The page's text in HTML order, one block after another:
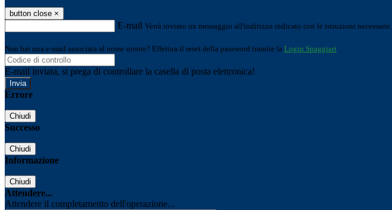
button close ×
E-mail Verrà inviato un messaggio all'indirizzo indicato con le istruzioni necessarie.
Non hai una e-mail associata al nome utente? Effettua il reset della password tramite la Login Spaggiari
E-mail inviata, si prega di controllare la casella di posta elettronica!
Errore
Chiudi
Successo
Chiudi
Informazione
Chiudi
Attendere...
Attendere il completamento dell'operazione...